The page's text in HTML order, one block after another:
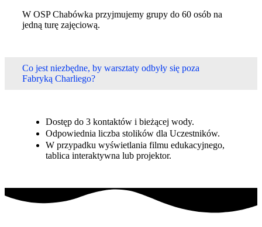
W OSP Chabówka przyjmujemy grupy do 60 osób na
jedną turę zajęciową.
Co jest niezbędne, by warsztaty odbyły się poza
Fabryką Charliego?
Dostęp do 3 kontaktów i bieżącej wody.
Odpowiednia liczba stolików dla Uczestników.
W przypadku wyświetlania filmu edukacyjnego,
tablica interaktywna lub projektor.